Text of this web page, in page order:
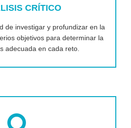
CRÍTICO
de investigar y profundizar en la
objetivos para determinar la
adecuada en cada reto.